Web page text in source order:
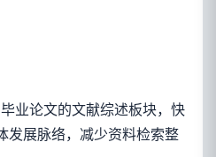
业论文的文献综述板块，快
发展脉络，减少资料检索整